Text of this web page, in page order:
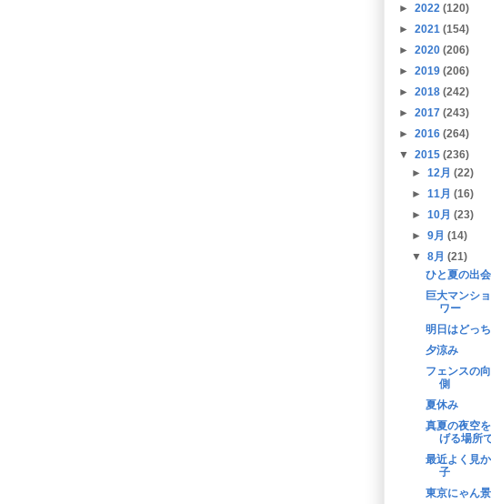
► 2022 (120)
► 2021 (154)
► 2020 (206)
► 2019 (206)
► 2018 (242)
► 2017 (243)
► 2016 (264)
▼ 2015 (236)
►12月(22)
►11月(16)
►10月(23)
►9月(14)
▼8月(21)
ひと夏の出
巨大マンシ
ワー
明日はどっ
夕涼み
フェンスの
側
夏休み
真夏の夜空
げる場所
最近よく見
子
東京にゃん景